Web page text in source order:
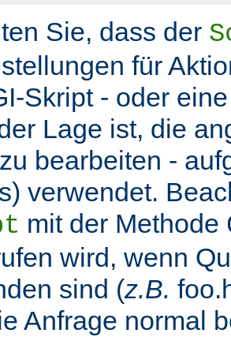
Sie, dass der
für
Skript - oder
Lage ist, die
bearbeiten -
verwendet.
mit der Methode
wird, wenn
sind (z.B.
Anfrage normal